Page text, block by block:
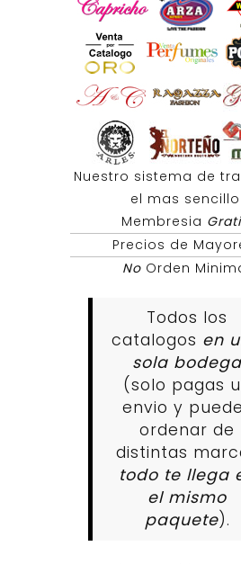
Nuestro sistema de
el mas sencillo
Membresia
Precios de
No Orden
Todos los
catalogos en
sola bodega
(solo pagas
envio y
ordenar de
distintas
todo te llega
el mismo
paquete).